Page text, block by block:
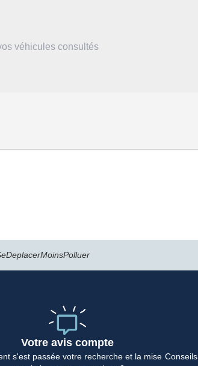
véhicules consultés
Votre avis compte
s'est passée votre recherche et la mise